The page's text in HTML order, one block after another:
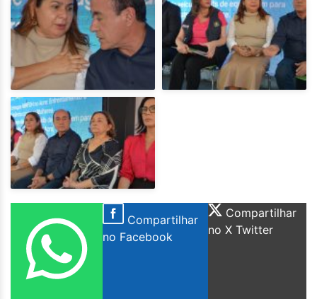
Compartilhar
no Facebook
Compartilhar
no X Twitter